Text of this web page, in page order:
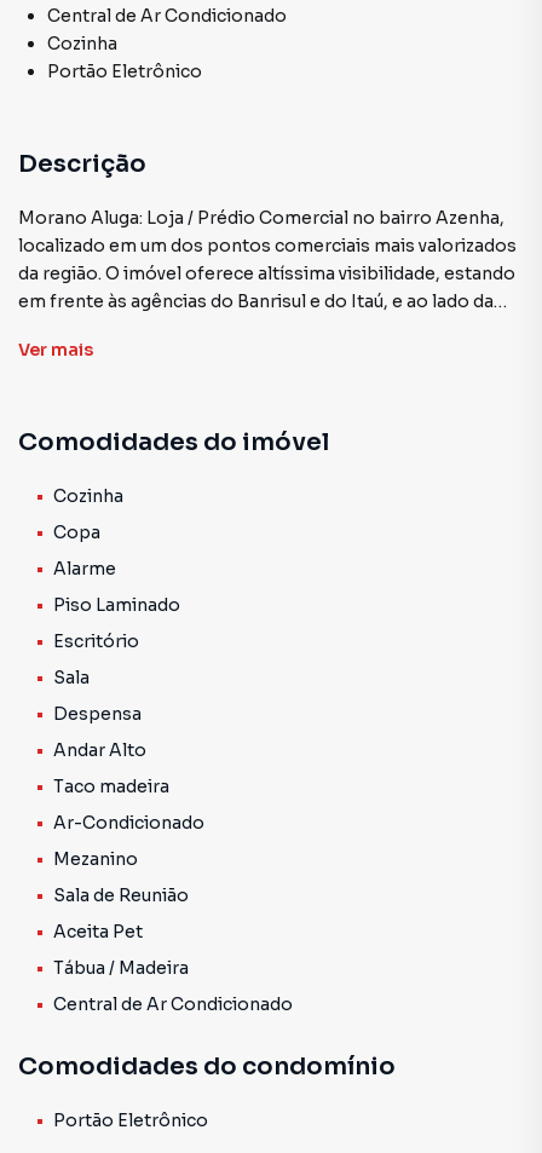
Central de Ar Condicionado
Cozinha
Portão Eletrônico
Descrição
Morano Aluga: Loja / Prédio Comercial no bairro Azenha,
localizado em um dos pontos comerciais mais valorizados
da região. O imóvel oferece altíssima visibilidade, estando
em frente às agências do Banrisul e do Itaú, e ao lado da
de pedestres e veículos. Na estrutura, o prédio possui
hall de entrada com recepção, 12 salas envidraçadas e
banheiros, copa/cozinha e depósito. Nos pisos, o imóvel
mescla porcelanato e laminado, contando ainda com teto
Encontra-se pronto para ocupação imediata.
Ver mais
Comodidades do imóvel
Cozinha
Copa
Alarme
Piso Laminado
Escritório
Sala
Despensa
Andar Alto
Taco madeira
Ar-Condicionado
Mezanino
Sala de Reunião
Aceita Pet
Tábua / Madeira
Central de Ar Condicionado
Comodidades do condomínio
Portão Eletrônico